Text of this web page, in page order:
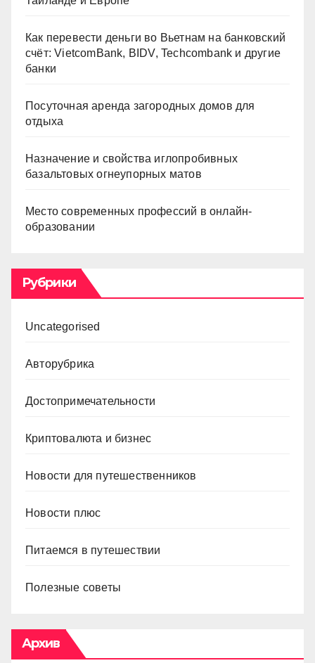
Как перевести деньги во Вьетнам на банковский
счёт: VietcomBank, BIDV, Techcombank и другие
банки
Посуточная аренда загородных домов для
отдыха
Назначение и свойства иглопробивных
базальтовых огнеупорных матов
Место современных профессий в онлайн-
образовании
Рубрики
Uncategorised
Авторубрика
Достопримечательности
Криптовалюта и бизнес
Новости для путешественников
Новости плюс
Питаемся в путешествии
Полезные советы
Архив